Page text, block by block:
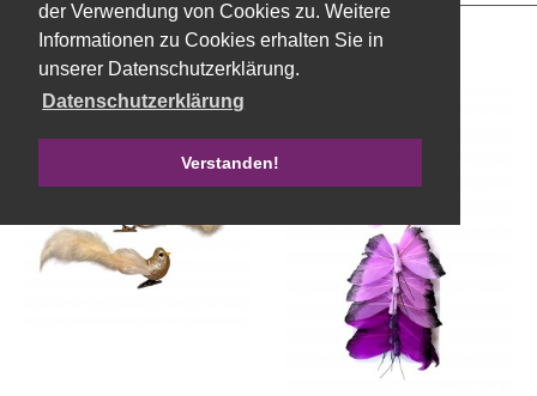
der Verwendung von Cookies zu. Weitere
Informationen zu Cookies erhalten Sie in
unserer Datenschutzerklärung.
Datenschutzerklärung
Verstanden!